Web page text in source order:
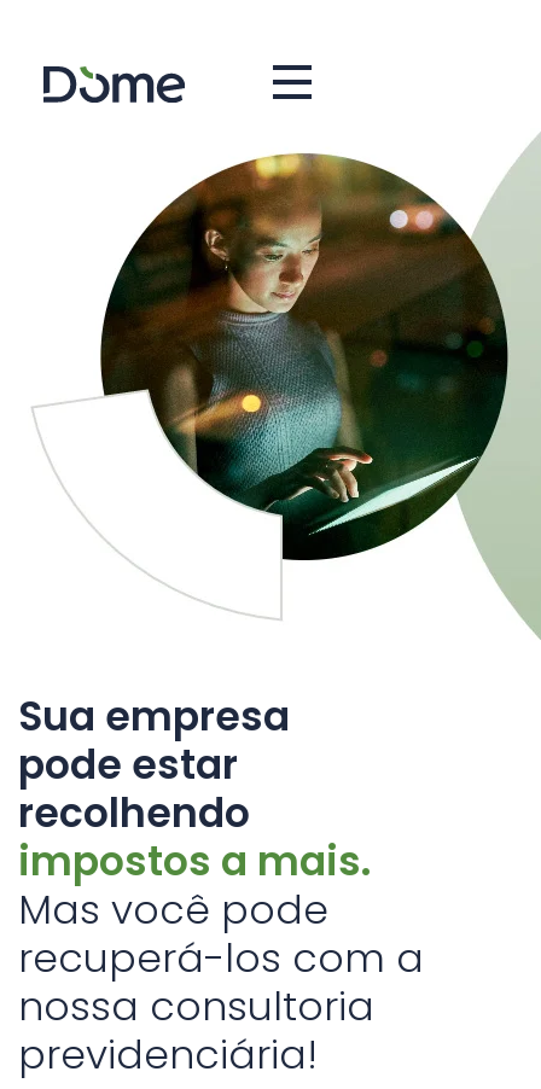
Sua empresa
pode estar
recolhendo
impostos a mais.
Mas você pode
recuperá-los com a
nossa consultoria
previdenciária!